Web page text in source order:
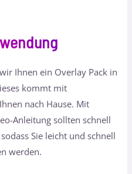
Ihnen ein Overlay Pack in
kommt mit
nach Hause. Mit
Anleitung sollten schnell
Sie leicht und schnell
werden.